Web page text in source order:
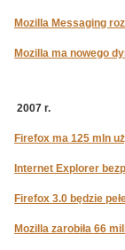
Mozilla Messaging
Mozilla ma nowego
2007 r.
Firefox ma 125 mln
Internet Explorer
Firefox 3.0 będzie
Mozilla zarobiła 66